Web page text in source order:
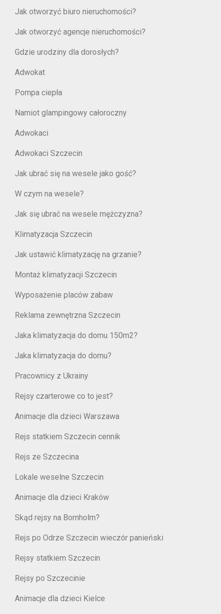
Jak otworzyć biuro nieruchomości?
Jak otworzyć agencje nieruchomości?
Gdzie urodziny dla dorosłych?
Adwokat
Pompa ciepła
Namiot glampingowy całoroczny
Adwokaci
Adwokaci Szczecin
Jak ubrać się na wesele jako gość?
W czym na wesele?
Jak się ubrać na wesele mężczyzna?
Klimatyzacja Szczecin
Jak ustawić klimatyzację na grzanie?
Montaż klimatyzacji Szczecin
Wyposażenie placów zabaw
Reklama zewnętrzna Szczecin
Jaka klimatyzacja do domu 150m2?
Jaka klimatyzacja do domu?
Pracownicy z Ukrainy
Rejsy czarterowe co to jest?
Animacje dla dzieci Warszawa
Rejs statkiem Szczecin cennik
Rejs ze Szczecina
Lokale weselne Szczecin
Animacje dla dzieci Kraków
Skąd rejsy na Bornholm?
Rejs po Odrze Szczecin wieczór panieński
Rejsy statkiem Szczecin
Rejsy po Szczecinie
Animacje dla dzieci Kielce